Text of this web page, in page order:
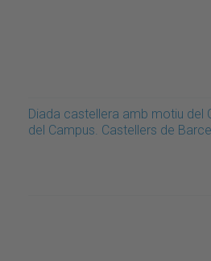
Diada castellera amb motiu del
del Campus. Castellers de